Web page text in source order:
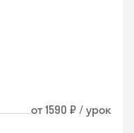
от 1590 ₽ / урок